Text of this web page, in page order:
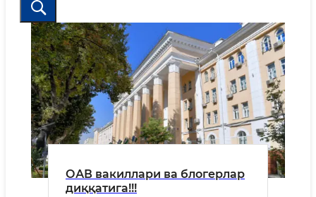
ОАВ вакиллари ва блогерлар
диққатига!!!